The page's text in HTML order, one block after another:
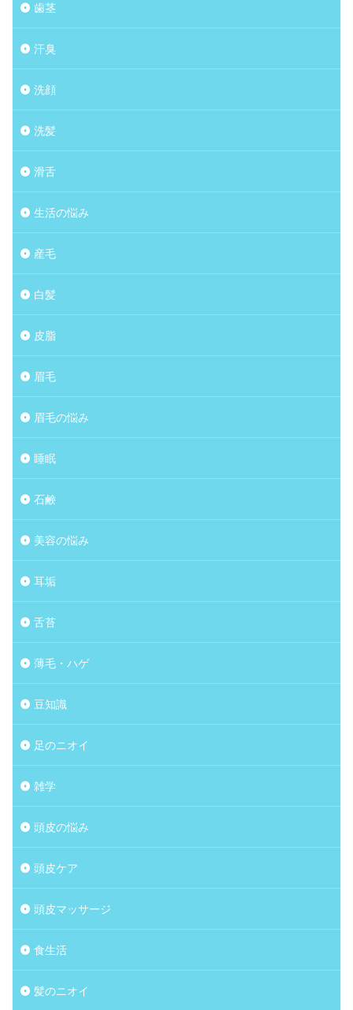
歯茎
汗臭
洗顔
洗髪
滑舌
生活の悩み
産毛
白髪
皮脂
眉毛
眉毛の悩み
睡眠
石鹸
美容の悩み
耳垢
舌苔
薄毛・ハゲ
豆知識
足のニオイ
雑学
頭皮の悩み
頭皮ケア
頭皮マッサージ
食生活
髪のニオイ